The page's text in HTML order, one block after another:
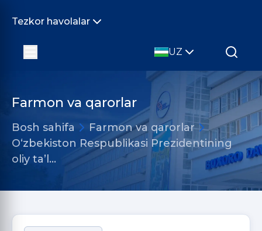
Tezkor havolalar
UZ
Farmon va qarorlar
Bosh sahifa
Farmon va qarorlar
O‘zbekiston Respublikasi Prezidentining
oliy taʼl…